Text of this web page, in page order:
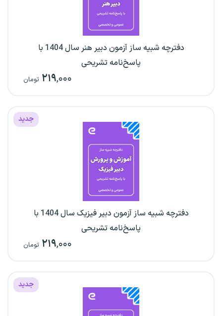
دفترچه شبیه ساز آزمون دبیر هنر سال 1404 با
پاسخ‌نامه تشریحی
۲۱۹,۰۰۰ تومان
جدید
دفترچه شبیه ساز آزمون دبیر فیزیک سال 1404 با
پاسخ‌نامه تشریحی
۲۱۹,۰۰۰ تومان
جدید